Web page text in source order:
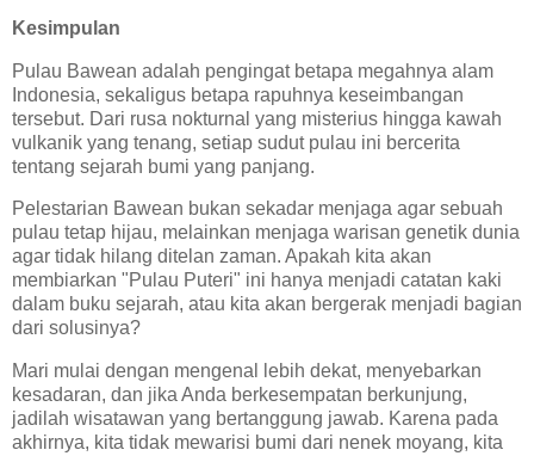
Kesimpulan
Pulau Bawean adalah pengingat betapa megahnya alam
Indonesia, sekaligus betapa rapuhnya keseimbangan
tersebut. Dari rusa nokturnal yang misterius hingga kawah
vulkanik yang tenang, setiap sudut pulau ini bercerita
tentang sejarah bumi yang panjang.
Pelestarian Bawean bukan sekadar menjaga agar sebuah
pulau tetap hijau, melainkan menjaga warisan genetik dunia
agar tidak hilang ditelan zaman. Apakah kita akan
membiarkan "Pulau Puteri" ini hanya menjadi catatan kaki
dalam buku sejarah, atau kita akan bergerak menjadi bagian
dari solusinya?
Mari mulai dengan mengenal lebih dekat, menyebarkan
kesadaran, dan jika Anda berkesempatan berkunjung,
jadilah wisatawan yang bertanggung jawab. Karena pada
akhirnya, kita tidak mewarisi bumi dari nenek moyang, kita